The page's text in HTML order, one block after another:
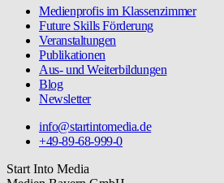
Medienprofis im Klassenzimmer
Future Skills Förderung
Veranstaltungen
Publikationen
Aus- und Weiterbildungen
Blog
Newsletter
info@startintomedia.de
+49-89-68-999-0
Start Into Media